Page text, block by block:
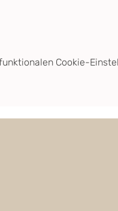
Cookie-